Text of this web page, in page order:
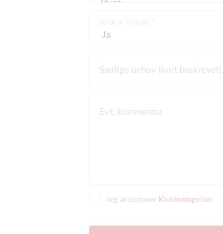
Særlige behov (kort beskrevet).
Evt. kommentar
Jeg accepterer Klubbetingelser